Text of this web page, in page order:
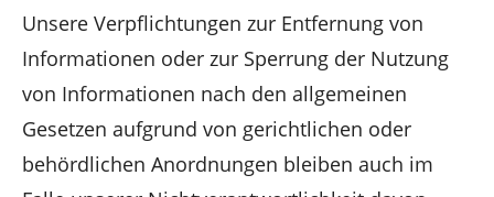
Unsere Verpflichtungen zur Entfernung von
Informationen oder zur Sperrung der Nutzung
von Informationen nach den allgemeinen
Gesetzen aufgrund von gerichtlichen oder
behördlichen Anordnungen bleiben auch im